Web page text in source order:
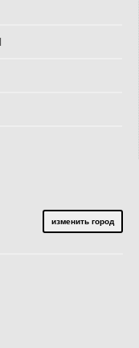
изменить город